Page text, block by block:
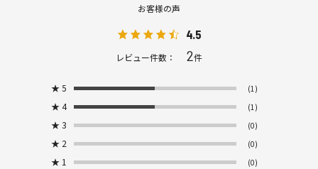
お客様の声
4.5
レビュー件数： 2件
★ 5 (1)
★ 4 (1)
★ 3 (0)
★ 2 (0)
★ 1 (0)